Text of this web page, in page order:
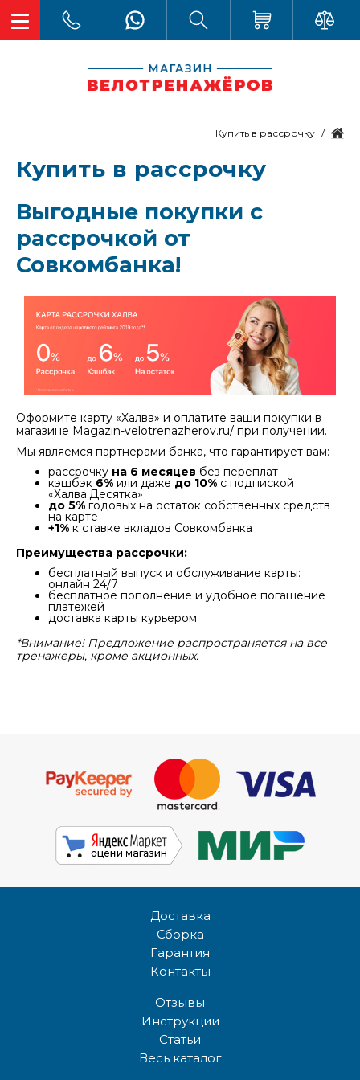
Купить в рассрочку
Купить в рассрочку
Выгодные покупки с
рассрочкой от
Совкомбанка!
Оформите карту «Халва» и оплатите ваши покупки в
магазине Magazin-velotrenazherov.ru/ при получении.
Мы являемся партнерами банка, что гарантирует вам:
рассрочку на 6 месяцев без переплат
кэшбэк 6% или даже до 10% с подпиской
«Халва.Десятка»
до 5% годовых на остаток собственных средств
на карте
+1% к ставке вкладов Совкомбанка
Преимущества рассрочки:
бесплатный выпуск и обслуживание карты:
онлайн 24/7
бесплатное пополнение и удобное погашение
платежей
доставка карты курьером
*Внимание! Предложение распространяется на все
тренажеры, кроме акционных.
Доставка
Сборка
Гарантия
Контакты
Отзывы
Инструкции
Статьи
Весь каталог